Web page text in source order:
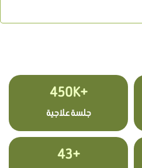
+450K
جلسة علاجية
+43